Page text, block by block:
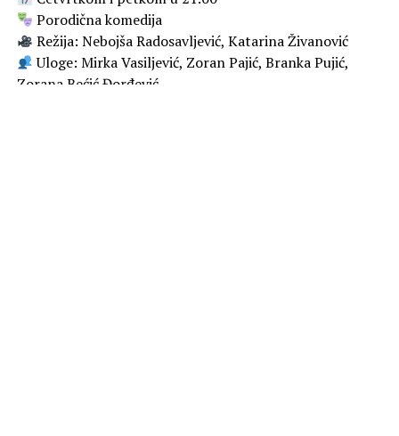
Porodična komedija
Režija: Nebojša Radosavljević, Katarina Živanović
Uloge: Mirka Vasiljević, Zoran Pajić, Branka Pujić,
Zorana Bećić Đorđević